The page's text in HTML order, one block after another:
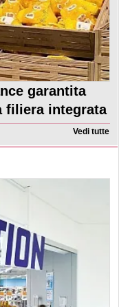
garantita
filiera integrata
Vedi tutte